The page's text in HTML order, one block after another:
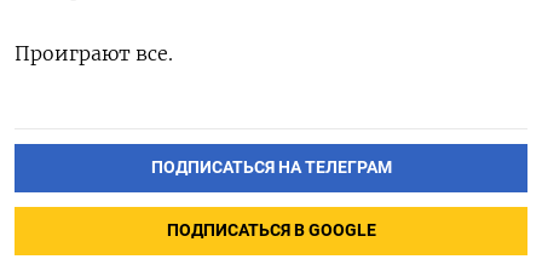
Проиграют все.
ПОДПИСАТЬСЯ НА ТЕЛЕГРАМ
ПОДПИСАТЬСЯ В GOOGLE